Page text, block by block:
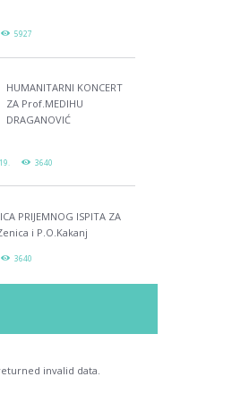
5927
HUMANITARNI KONCERT
ZA Prof.MEDIHU
DRAGANOVIĆ
3640
PRIJEMNOG ISPITA ZA
i P.O.Kakanj
3640
invalid data.